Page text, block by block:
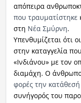
απόπειρα
που τραυματίστηκε
στη Νέα Σμύρνη.
Υπενθυμίζεται ότι
στην καταγγελία
«Ινδιάνου» με τον
διαμάχη. Ο
φορές την
συνήγορός του